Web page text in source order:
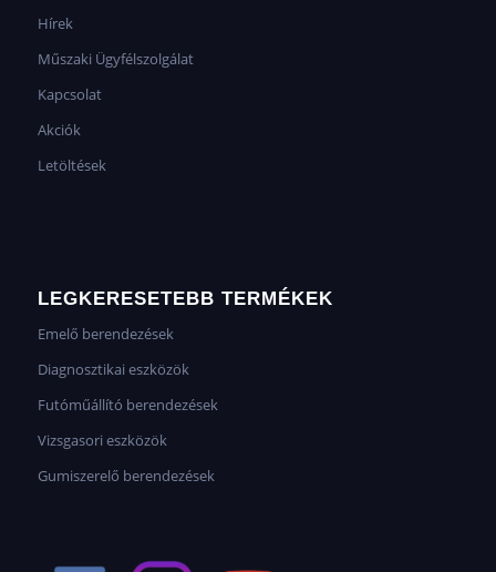
Hírek
Műszaki Ügyfélszolgálat
Kapcsolat
Akciók
Letöltések
LEGKERESETEBB TERMÉKEK
Emelő berendezések
Diagnosztikai eszközök
Futóműállító berendezések
Vizsgasori eszközök
Gumiszerelő berendezések